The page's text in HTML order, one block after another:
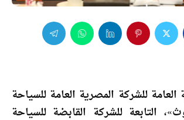
للشركة المصرية العامة للسياحة
التابعة للشركة القابضة للسياحة